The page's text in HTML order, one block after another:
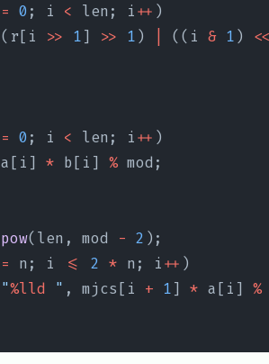
= 0 ; i < len; i++ )
(r[i >> 1] >> 1) ((i & 1)
= 0 ; i < len; i++ )
a[i] * b[i] % mod;
pow(len, mod - 2 );
= n; i <= 2 * n; i++ )
"%lld " , mjcs[i + 1] * a[i] %